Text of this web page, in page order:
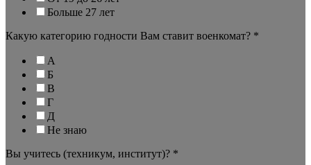
Больше 27 лет
Какую категорию годности Вам ставит военкомат? *
А
Б
В
Г
Д
Не знаю
Вы учитесь (техникум, институт)? *